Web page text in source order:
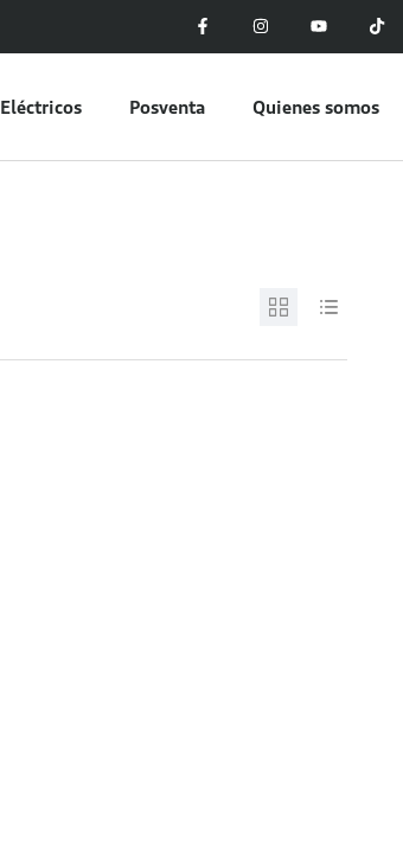
Eléctricos Posventa Quienes somos